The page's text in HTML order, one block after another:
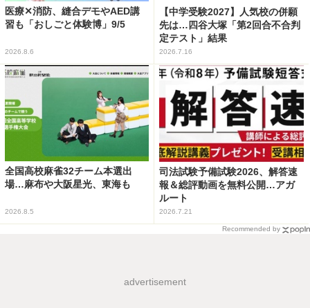
医療✕消防、縫合デモやAED講
習も「おしごと体験博」9/5
2026.8.6
【中学受験2027】人気校の併願
先は…四谷大塚「第2回合不合判
定テスト」結果
2026.7.16
全国高校麻雀32チーム本選出
場…麻布や大阪星光、東海も
2026.8.5
司法試験予備試験2026、解答速
報＆総評動画を無料公開…アガ
ルート
2026.7.21
Recommended by
advertisement